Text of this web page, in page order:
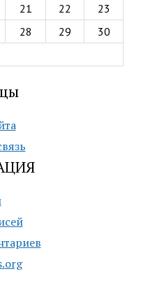
21 22
23
28 29
30